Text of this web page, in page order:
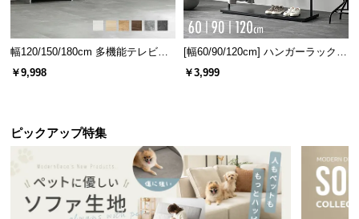
幅120/150/180cm 多機能テレビボ
ード 木目/石目調 オープン収納・
引き出し収納付き
￥9,998
[幅60/90/120cm] ハンガーラック
スチール 4段階高さ調節 サイドフ
ック オープンラック シンプル
￥3,999
ピックアップ特集